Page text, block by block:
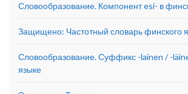
Словообразование. Компонент esi- в
Защищено: Частотный словарь финского
Словообразование. Суффикс -lainen / -
языке